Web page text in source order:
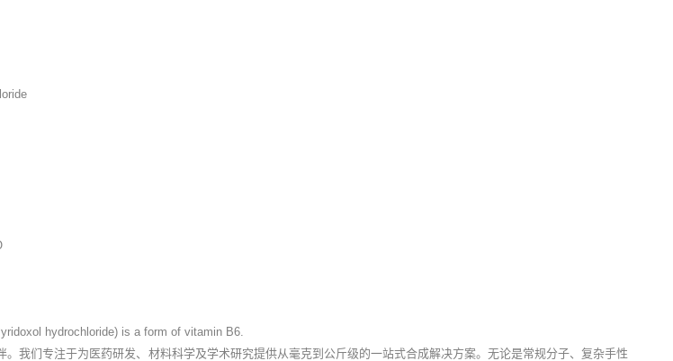
hydrochloride) is a form of vitamin B6.
。我们专注于为医药研发、材料科学及学术研究提供从毫克到公斤级的一站式合成解决方案。无论是常规分子、复杂手性